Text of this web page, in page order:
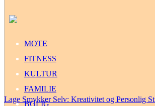
Lage Smykker Selv: Kreativitet og Personlig
MOTE
FITNESS
KULTUR
FAMILIE
BOLIG